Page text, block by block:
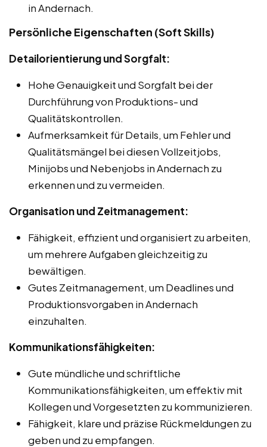
in Andernach.
Persönliche Eigenschaften (Soft Skills)
Detailorientierung und Sorgfalt:
Hohe Genauigkeit und Sorgfalt bei der
Durchführung von Produktions- und
Qualitätskontrollen.
Aufmerksamkeit für Details, um Fehler und
Qualitätsmängel bei diesen Vollzeitjobs,
Minijobs und Nebenjobs in Andernach zu
erkennen und zu vermeiden.
Organisation und Zeitmanagement:
Fähigkeit, effizient und organisiert zu arbeiten,
um mehrere Aufgaben gleichzeitig zu
bewältigen.
Gutes Zeitmanagement, um Deadlines und
Produktionsvorgaben in Andernach
einzuhalten.
Kommunikationsfähigkeiten:
Gute mündliche und schriftliche
Kommunikationsfähigkeiten, um effektiv mit
Kollegen und Vorgesetzten zu kommunizieren.
Fähigkeit, klare und präzise Rückmeldungen zu
geben und zu empfangen.